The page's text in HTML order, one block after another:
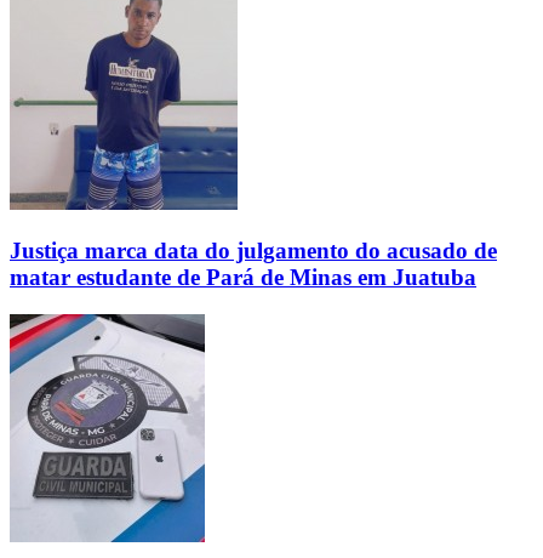
Justiça marca data do julgamento do acusado de
matar estudante de Pará de Minas em Juatuba